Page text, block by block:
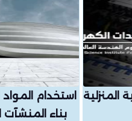
المنزلية
استخدام
بناء المنشآت